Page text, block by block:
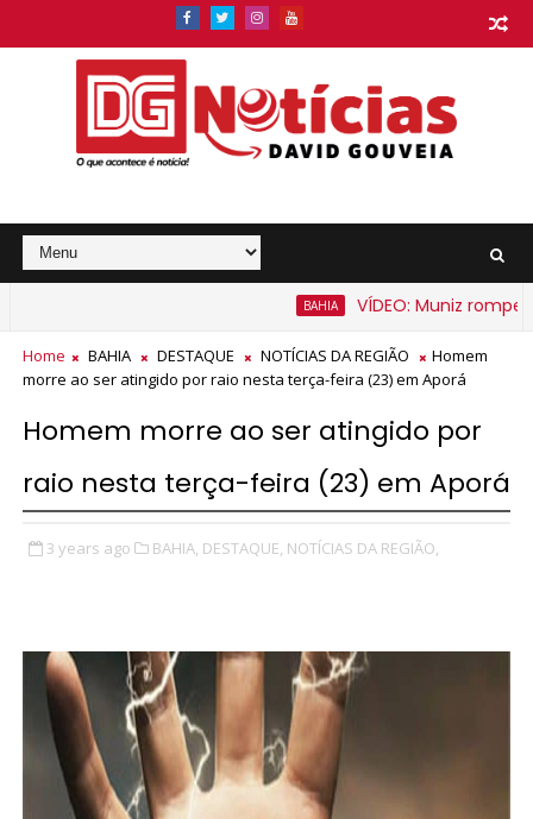
VÍDEO: Muniz rompe
Home BAHIA DESTAQUE NOTÍCIAS DA REGIÃO
Homem
morre ao ser atingido por raio nesta terça-feira (23) em Aporá
Homem morre ao ser atingido por
raio nesta terça-feira (23) em Aporá
3 years ago BAHIA, DESTAQUE, NOTÍCIAS DA REGIÃO,